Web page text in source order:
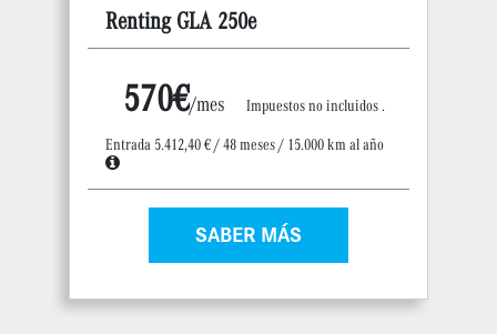
Renting GLA 250e
570€/mes
Impuestos no incluidos .
Entrada 5.412,40 € / 48 meses / 15.000 km al año
SABER MÁS